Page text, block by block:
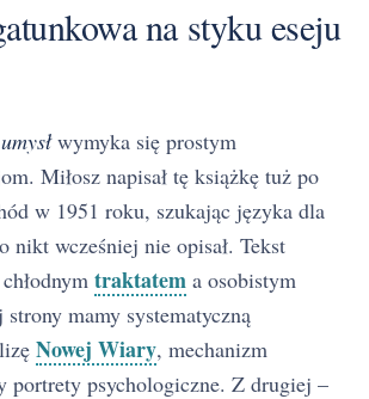
na styku eseju
wymyka się prostym
Miłosz napisał tę książkę tuż po
w 1951 roku, szukając języka dla
nikt wcześniej nie opisał. Tekst
traktatem a osobistym
mamy systematyczną
Nowej Wiary, mechanizm
portrety psychologiczne. Z drugiej –